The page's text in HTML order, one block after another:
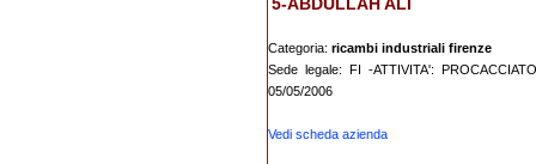
Categoria: ricambi industriali firenze
Sede legale: FI -ATTIVITA':
05/05/2006
Vedi scheda azienda